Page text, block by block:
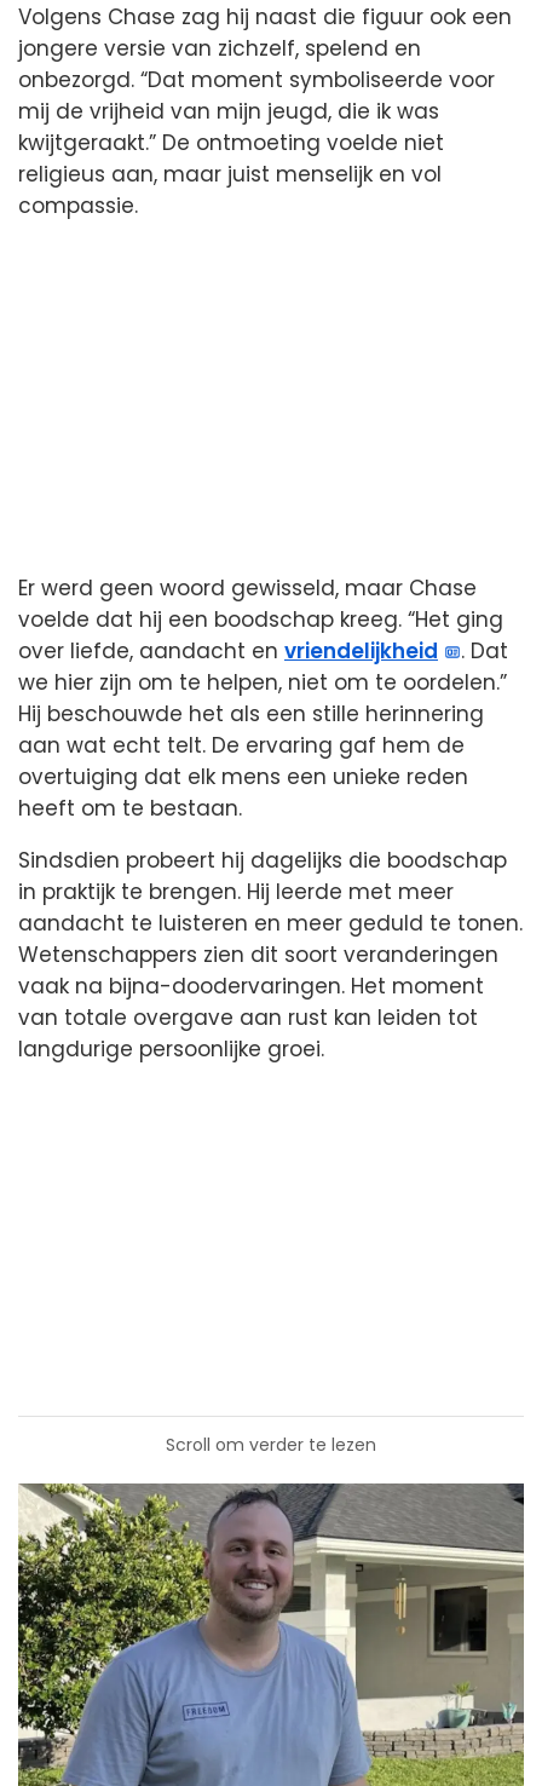
Volgens Chase zag hij naast die figuur ook een
jongere versie van zichzelf, spelend en
onbezorgd. “Dat moment symboliseerde voor
mij de vrijheid van mijn jeugd, die ik was
kwijtgeraakt.” De ontmoeting voelde niet
religieus aan, maar juist menselijk en vol
compassie.
Er werd geen woord gewisseld, maar Chase
voelde dat hij een boodschap kreeg. “Het ging
over liefde, aandacht en vriendelijkheid
. Dat
we hier zijn om te helpen, niet om te oordelen.”
Hij beschouwde het als een stille herinnering
aan wat echt telt. De ervaring gaf hem de
overtuiging dat elk mens een unieke reden
heeft om te bestaan.
Sindsdien probeert hij dagelijks die boodschap
in praktijk te brengen. Hij leerde met meer
aandacht te luisteren en meer geduld te tonen.
Wetenschappers zien dit soort veranderingen
vaak na bijna-doodervaringen. Het moment
van totale overgave aan rust kan leiden tot
langdurige persoonlijke groei.
Scroll om verder te lezen